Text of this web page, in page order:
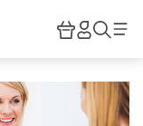
HiPP